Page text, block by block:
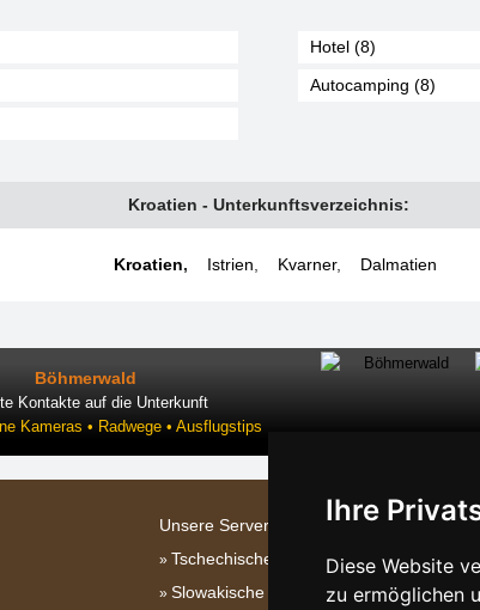
Ihre
Diese Website
zu ermöglichen
Hotel (8)
Autocamping (8)
Kroatien - Unterkunftsverzeichnis:
Kroatien, Istrien Kvarner, Dalmatien
Böhmerwald
Kontakte auf die Unterkunft
Kameras • Radwege • Ausflugstips
Unsere Servers:
Tschechische Gebirge
Slowakische Gebirge